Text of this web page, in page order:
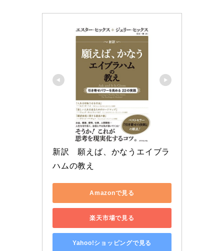
新訳　願えば、かなうエイブラ
ハムの教え
Amazonで見る
楽天市場で見る
Yahoo!ショッピングで見る